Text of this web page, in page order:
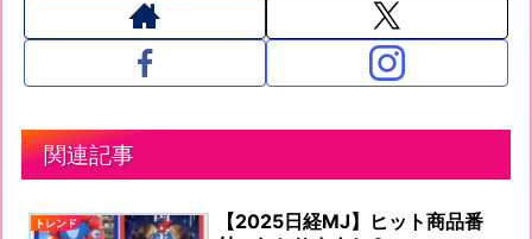
関連記事
トレンド
【2025日経MJ】ヒット商品番